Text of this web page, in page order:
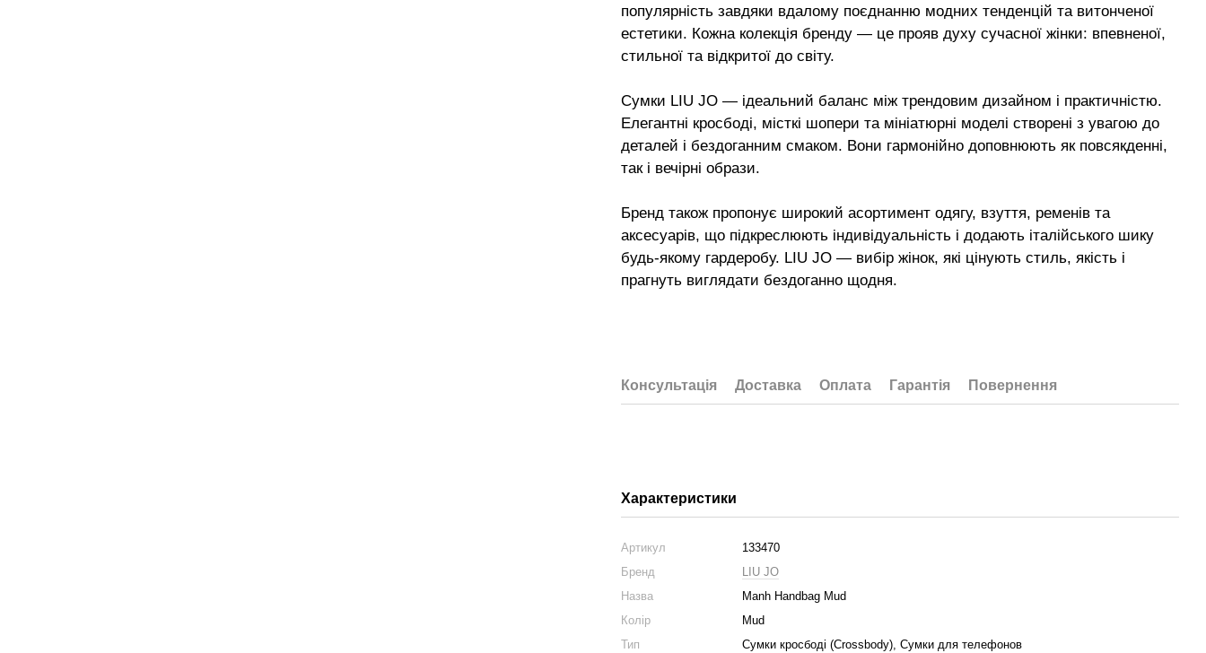
популярність завдяки вдалому поєднанню модних тенденцій та витонченої
естетики. Кожна колекція бренду — це прояв духу сучасної жінки: впевненої,
стильної та відкритої до світу.
Сумки LIU JO — ідеальний баланс між трендовим дизайном і практичністю.
Елегантні кросбоді, місткі шопери та мініатюрні моделі створені з увагою до
деталей і бездоганним смаком. Вони гармонійно доповнюють як повсякденні,
так і вечірні образи.
Бренд також пропонує широкий асортимент одягу, взуття, ременів та
аксесуарів, що підкреслюють індивідуальність і додають італійського шику
будь-якому гардеробу. LIU JO — вибір жінок, які цінують стиль, якість і
прагнуть виглядати бездоганно щодня.
Консультація Доставка Оплата Гарантія Повернення
Характеристики
Артикул
133470
Бренд
LIU JO
Назва
Manh Handbag Mud
Колір
Mud
Тип
Сумки кросбоді (Crossbody), Сумки для телефонов